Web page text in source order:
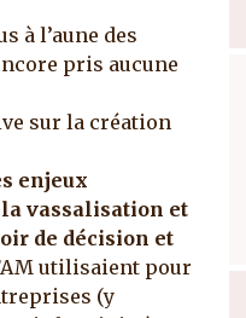
à l’aune des
pris aucune
sur la création
enjeux
la vassalisation et
de décision et
utilisaient pour
(y